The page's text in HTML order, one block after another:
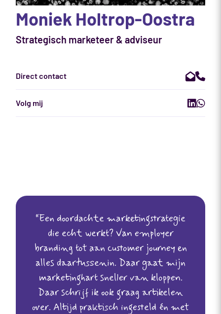
Moniek Holtrop-Oostra
Strategisch marketeer & adviseur
“Een doordachte marketingstrategie
die echt werkt? Van employer
branding tot aan customer journey en
alles daartussenin. Daar gaat mijn
marketinghart sneller van kloppen.
Daar schrijf ik ook graag artikelen
over. Altijd praktisch ingesteld én met